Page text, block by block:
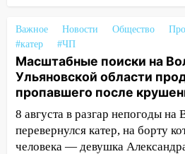
12:53
Число погибших
выросло до 13 человек,
ребенок
12:46 Масштабные
Ульяновской области
искать пропавшего
катера блогера
Важное Новости Общество
#катер
#ЧП
Масштабные поиски на
Ульяновской области
пропавшего после
8 августа в разгар непогоды
перевернулся катер, на борту
человека — девушка